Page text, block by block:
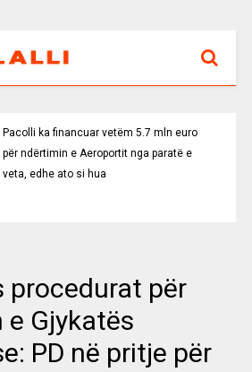
Pacolli ka financuar vetëm 5.7 mln euro
për ndërtimin e Aeroportit nga paratë e
veta, edhe ato si hua
procedurat për
Gjykatës
PD në pritje për